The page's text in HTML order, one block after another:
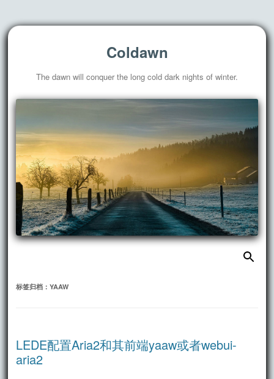
Coldawn
The dawn will conquer the long cold dark nights of winter.
搜
索：
标签归档：YAAW
LEDE配置Aria2和其前端yaaw或者webui-
aria2